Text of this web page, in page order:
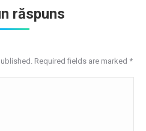
răspuns
Required fields are marked *